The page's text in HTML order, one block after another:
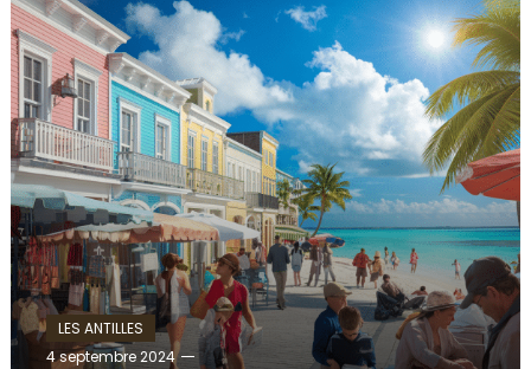
LES ANTILLES
4 septembre 2024
admin